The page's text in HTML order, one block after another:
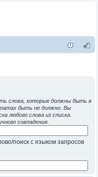
слова, которые должны быть в
быть не должно. Вы
любого слова из списка.
совпадения.
поиск с языком запросов